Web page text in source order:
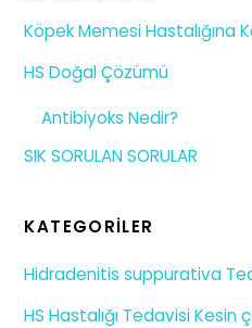
Köpek Memesi Hastalığına
HS Doğal Çözümü
Antibiyoks Nedir?
SIK SORULAN SORULAR
KATEGORILER
Hidradenitis suppurativa
HS Hastalığı Tedavisi Kesin